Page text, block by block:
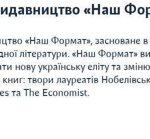
«Наш
«Наш Формат», засноване в
літератури. «Наш Формат»
нову українську еліту та
твори лауреатів
та The Economist.